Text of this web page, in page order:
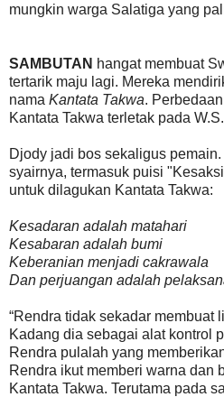
mungkin warga Salatiga yang
SAMBUTAN hangat membuat
tertarik maju lagi. Mereka
nama Kantata Takwa.
Kantata Takwa terletak pada
Djody jadi bos sekaligus
syairnya, termasuk puisi
untuk dilagukan Kantata Takwa:
Kesadaran adalah matahari
Kesabaran adalah bumi
Keberanian menjadi cakrawala
Dan perjuangan adalah
“Rendra tidak sekadar membuat
Kadang dia sebagai alat kontrol
Rendra pulalah yang
Rendra ikut memberi warna dan
Kantata Takwa. Terutama pada